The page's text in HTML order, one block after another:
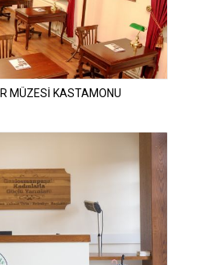
MÜZESİ KASTAMONU